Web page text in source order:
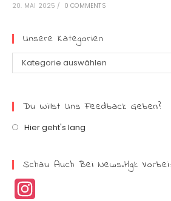
20. MAI 2025 / 0 COMMENTS
Unsere Kategorien
Kategorie auswählen
Du Willst Uns Feedback Geben?
Hier geht's lang
Schau Auch Bei News.hgk Vorbei: